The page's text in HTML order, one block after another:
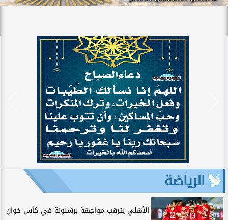
الرياضة
الأهلي يترقب مواجهة برشلونة في كأس خوان